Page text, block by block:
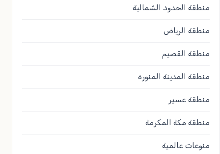
منطقة الحدود الشمالية
منطقة الرياض
منطقة القصيم
منطقة المدينة المنورة
منطقة عسير
منطقة مكة المكرمة
منوعات عالمية